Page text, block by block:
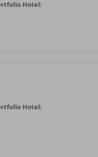
Hotel:
Hotel: